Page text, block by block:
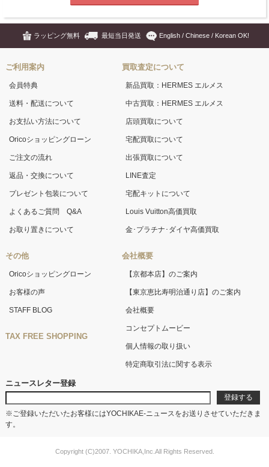
ラッピング無料 最短当日発送 English / Chinese / Korean OK!
ご利用案内
会員特典
送料・配送について
お支払い方法について
Oricoショッピングローン
ご注文の流れ
返品・交換について
プレゼント包装について
よくあるご質問 Q&A
お取り置きについて
その他
Oricoショッピングローン
お客様の声
STAFF BLOG
TAX FREE SHOPPING
買取査定について
新品買取：HERMES エルメス
中古買取：HERMES エルメス
店頭買取について
宅配買取について
出張買取について
LINE査定
宅配キットについて
Louis Vuitton高価買取
金･プラチナ･ダイヤ高価買取
会社概要
【京都本店】のご案内
【東京恵比寿明治通り店】のご案内
会社概要
コンセプトムービー
個人情報の取り扱い
特定商取引法に関する表示
ニュースレター登録
※ご登録いただいたお客様にはYOCHIKAE-ニュースをお送りさせていただきま
す。
Copyright (C)2007. YOCHIKA,Inc.All Rights Reserved.